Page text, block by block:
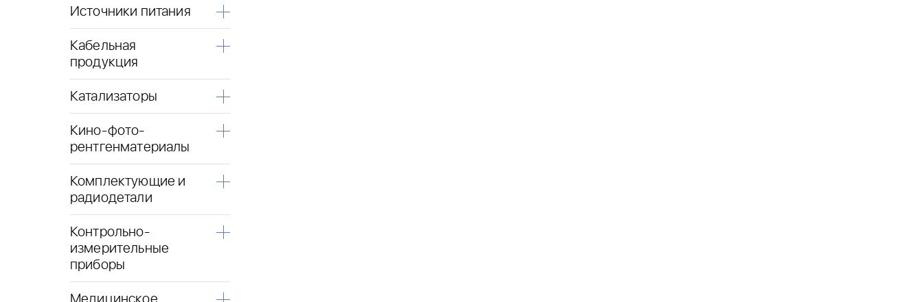
Источники питания
Кабельная
продукция
Катализаторы
Кино-фото-
рентгенматериалы
Комплектующие и
радиодетали
Контрольно-
измерительные
приборы